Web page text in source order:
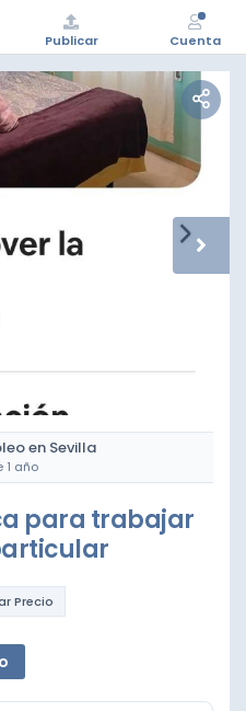
en Sevilla
1 año
para trabajar
Precio
Publicar Cuenta